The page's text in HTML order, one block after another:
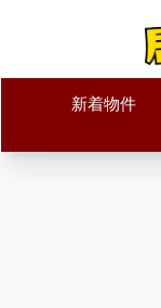
新着物件